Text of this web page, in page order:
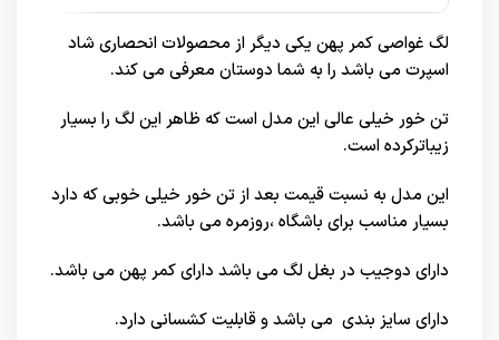
لگ غواصی کمر پهن یکی دیگر از محصولات انحصاری شاد
اسپرت می باشد را به شما دوستان معرفی می کند.
تن خور خیلی عالی این مدل است که ظاهر این لگ را بسیار
زیباترکرده است.
این مدل به نسبت قیمت بعد از تن خور خیلی خوبی که دارد
بسیار مناسب برای باشگاه ،روزمره می باشد.
دارای دوجیب در بغل لگ می باشد دارای کمر پهن می باشد.
دارای سایز بندی می باشد و قابلیت کشسانی دارد.